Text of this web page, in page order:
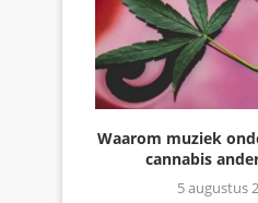
Waarom muziek
cannabis
5 augustus